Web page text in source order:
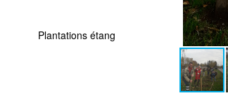
Plantations étang